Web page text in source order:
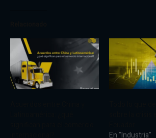
En "Industria"